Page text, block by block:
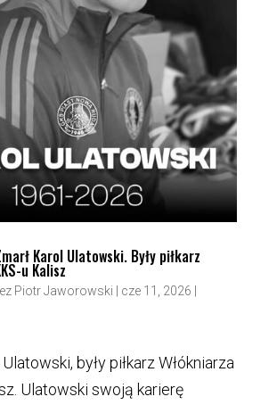
Karol Ulatowski. Były piłkarz
u Kalisz
Piotr Jaworowski | cze 11, 2026 |
były piłkarz Włókniarza
Ulatowski swoją karierę